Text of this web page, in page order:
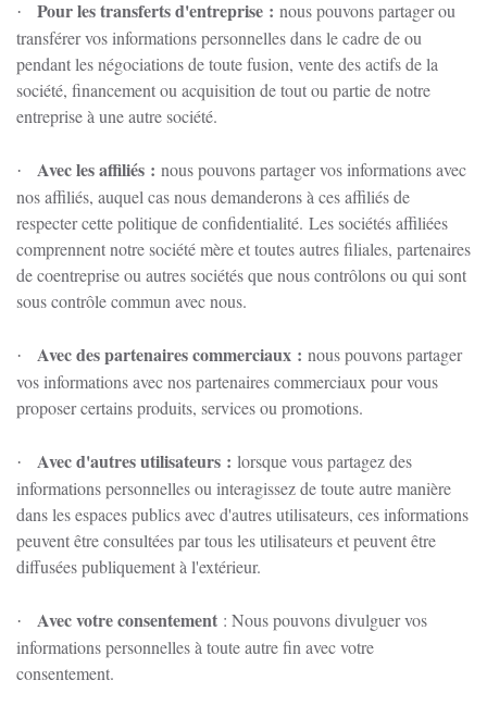
· Pour les transferts d'entreprise : nous pouvons partager ou
transférer vos informations personnelles dans le cadre de ou
pendant les négociations de toute fusion, vente des actifs de la
société, financement ou acquisition de tout ou partie de notre
entreprise à une autre société.
· Avec les affiliés : nous pouvons partager vos informations avec
nos affiliés, auquel cas nous demanderons à ces affiliés de
respecter cette politique de confidentialité. Les sociétés affiliées
comprennent notre société mère et toutes autres filiales, partenaires
de coentreprise ou autres sociétés que nous contrôlons ou qui sont
sous contrôle commun avec nous.
· Avec des partenaires commerciaux : nous pouvons partager
vos informations avec nos partenaires commerciaux pour vous
proposer certains produits, services ou promotions.
· Avec d'autres utilisateurs : lorsque vous partagez des
informations personnelles ou interagissez de toute autre manière
dans les espaces publics avec d'autres utilisateurs, ces informations
peuvent être consultées par tous les utilisateurs et peuvent être
diffusées publiquement à l'extérieur.
· Avec votre consentement : Nous pouvons divulguer vos
informations personnelles à toute autre fin avec votre
consentement.